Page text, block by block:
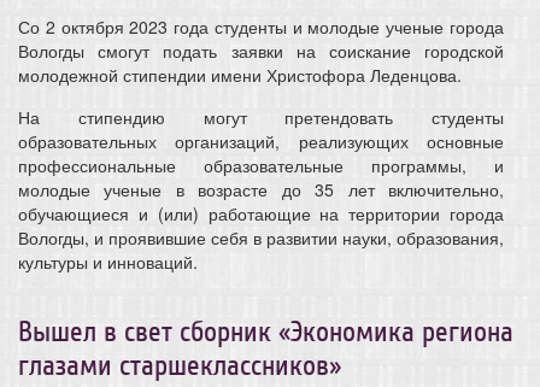
Со 2 октября 2023 года студенты и молодые ученые города
Вологды смогут подать заявки на соискание городской
молодежной стипендии имени Христофора Леденцова.
На стипендию могут претендовать студенты
образовательных организаций, реализующих основные
профессиональные образовательные программы, и
молодые ученые в возрасте до 35 лет включительно,
обучающиеся и (или) работающие на территории города
Вологды, и проявившие себя в развитии науки, образования,
культуры и инноваций.
Вышел в свет сборник «Экономика региона
глазами старшеклассников»